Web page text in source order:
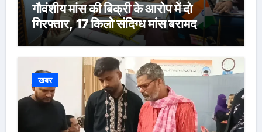
गौवंशीय मांस की बिक्री के आरोप में दो
गिरफ्तार, 17 किलो संदिग्ध मांस बरामद
खबर